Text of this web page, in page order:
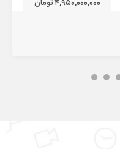
4,950,000,000 تومان